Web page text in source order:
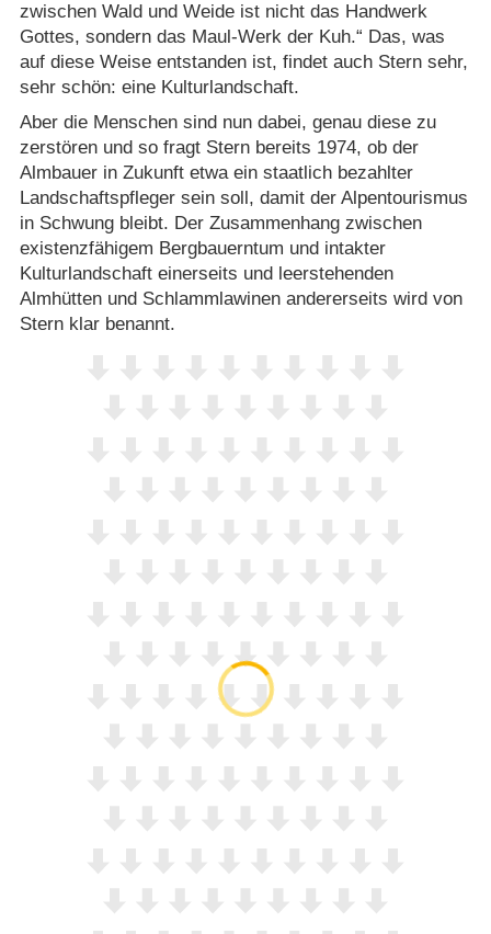
zwischen Wald und Weide ist nicht das Handwerk
Gottes, sondern das Maul-Werk der Kuh.“ Das, was
auf diese Weise entstanden ist, findet auch Stern sehr,
sehr schön: eine Kulturlandschaft.
Aber die Menschen sind nun dabei, genau diese zu
zerstören und so fragt Stern bereits 1974, ob der
Almbauer in Zukunft etwa ein staatlich bezahlter
Landschaftspfleger sein soll, damit der Alpentourismus
in Schwung bleibt. Der Zusammenhang zwischen
existenzfähigem Bergbauerntum und intakter
Kulturlandschaft einerseits und leerstehenden
Almhütten und Schlammlawinen andererseits wird von
Stern klar benannt.